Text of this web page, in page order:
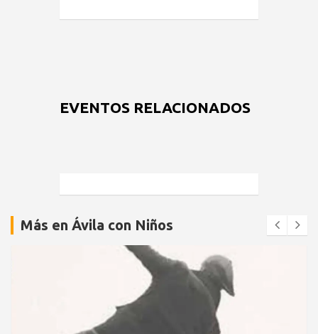
EVENTOS RELACIONADOS
Más en Ávila con Niños